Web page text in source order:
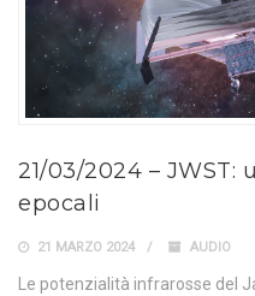
21/03/2024 – JWST:
epocali
21 MARZO 2024 AUDIO
Le potenzialità infrarosse del